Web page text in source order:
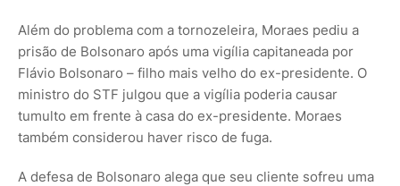
Além do problema com a tornozeleira, Moraes pediu a
prisão de Bolsonaro após uma vigília capitaneada por
Flávio Bolsonaro – filho mais velho do ex-presidente. O
ministro do STF julgou que a vigília poderia causar
tumulto em frente à casa do ex-presidente. Moraes
também considerou haver risco de fuga.
A defesa de Bolsonaro alega que seu cliente sofreu uma